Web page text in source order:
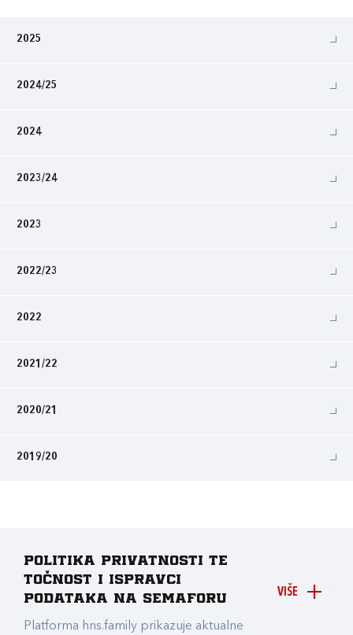
2025
2024/25
2024
2023/24
2023
2022/23
2022
2021/22
2020/21
2019/20
VIŠE
Politika privatnosti te
točnost i ispravci
podataka na Semaforu
Platforma hns.family prikazuje aktualne